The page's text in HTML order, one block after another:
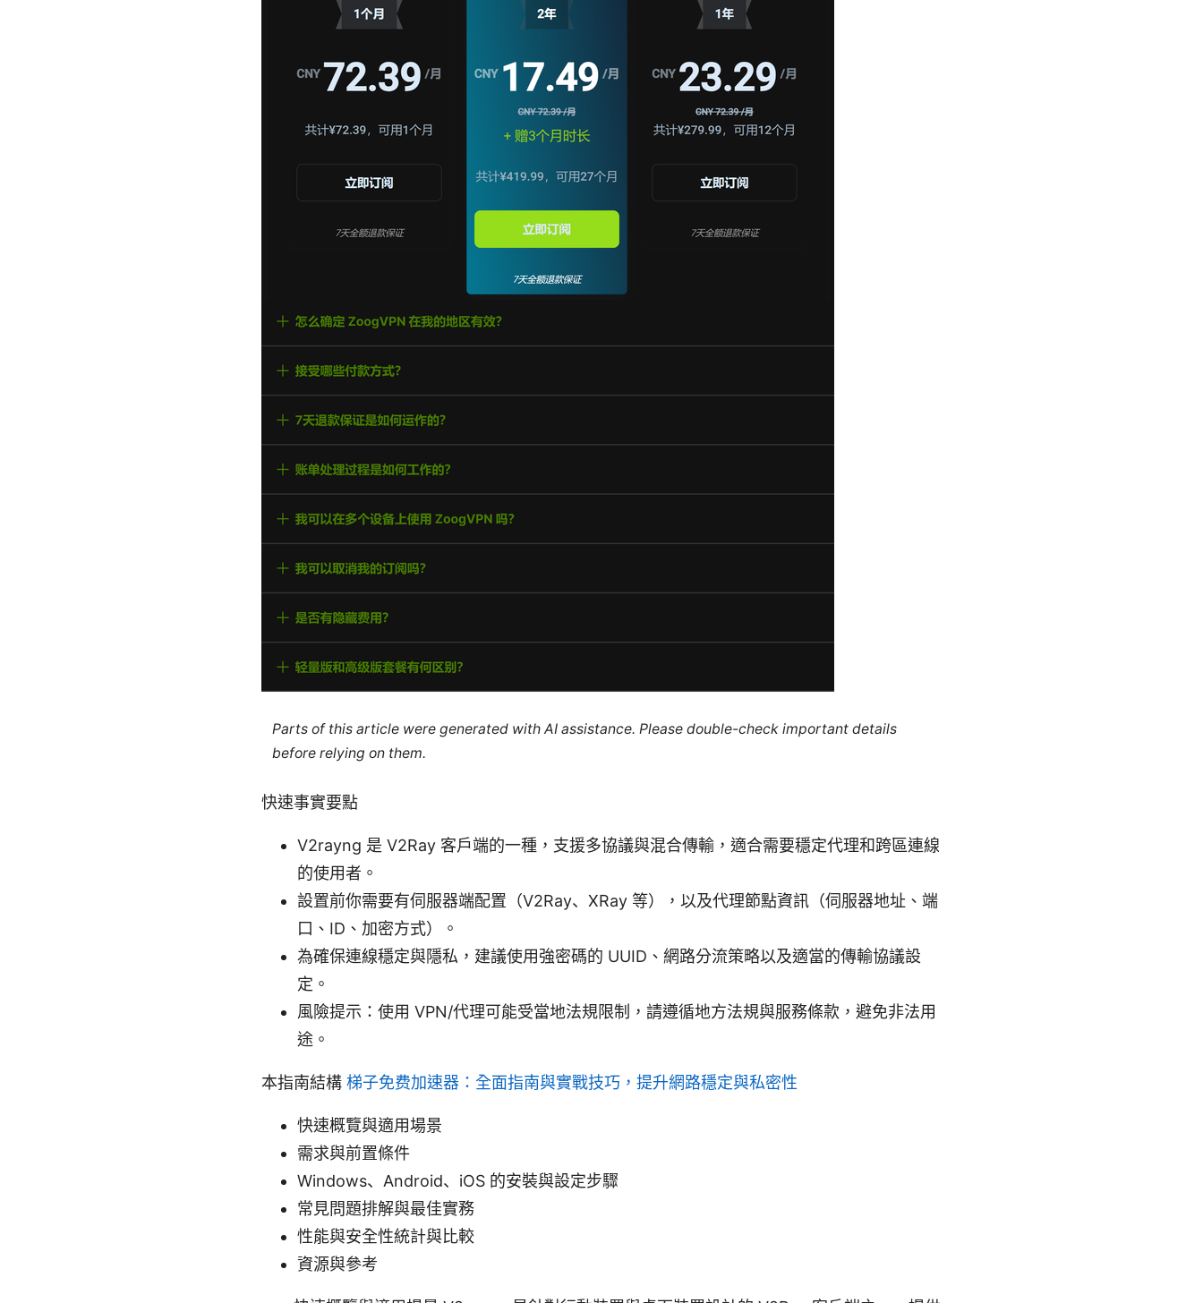
Parts of this article were generated with AI assistance. Please double-check important details
before relying on them.
快速事實要點
V2rayng 是 V2Ray 客戶端的一種，支援多協議與混合傳輸，適合需要穩定代理和跨區連線
的使用者。
設置前你需要有伺服器端配置（V2Ray、XRay 等），以及代理節點資訊（伺服器地址、端
口、ID、加密方式）。
為確保連線穩定與隱私，建議使用強密碼的 UUID、網路分流策略以及適當的傳輸協議設
定。
風險提示：使用 VPN/代理可能受當地法規限制，請遵循地方法規與服務條款，避免非法用
途。
本指南結構 梯子免费加速器：全面指南與實戰技巧，提升網路穩定與私密性
快速概覽與適用場景
需求與前置條件
Windows、Android、iOS 的安裝與設定步驟
常見問題排解與最佳實務
性能與安全性統計與比較
資源與參考